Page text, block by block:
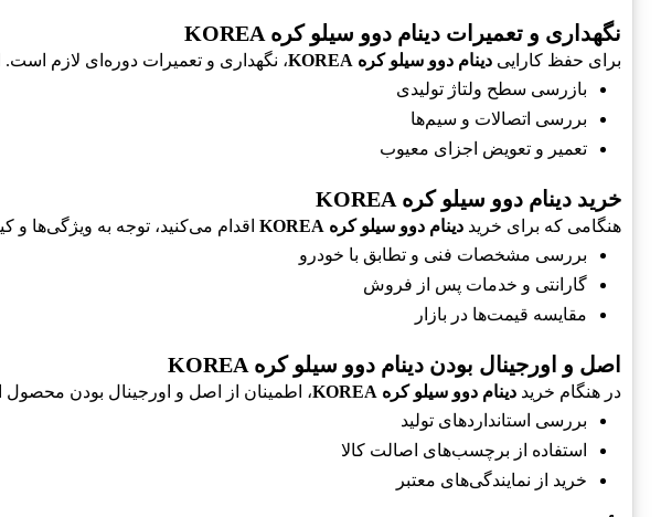
نگهداری و تعمیرات دینام دوو سیلو کره KOREA
برای حفظ کارایی دینام دوو سیلو کره KOREA
، نگهداری و تعمیرات دوره‌ای لازم
بازرسی سطح ولتاژ تولیدی
بررسی اتصالات و سیم‌ها
تعمیر و تعویض اجزای معیوب
خرید دینام دوو سیلو کره KOREA
هنگامی که برای خرید دینام دوو سیلو کره KOREA
اقدام می‌کنید، توجه به ویژگی‌ها
بررسی مشخصات فنی و تطابق با خودرو
گارانتی و خدمات پس از فروش
مقایسه قیمت‌ها در بازار
اصل و اورجینال بودن دینام دوو سیلو کره KOREA
در هنگام خرید دینام دوو سیلو کره KOREA
، اطمینان از اصل و اورجینال بودن محصول
بررسی استانداردهای تولید
استفاده از برچسب‌های اصالت کالا
خرید از نمایندگی‌های معتبر